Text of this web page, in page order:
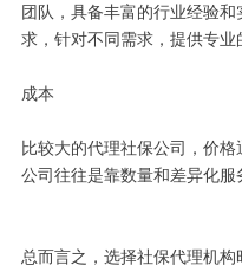
团队，具备丰富的行业经验
求，针对不同需求，提供专业
成本
比较大的代理社保公司，价格
公司往往是靠数量和差异化服
总而言之，选择社保代理机